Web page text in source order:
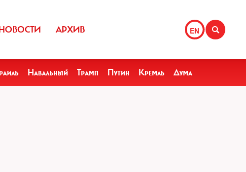
EN
АРХИВ
Навальный Трамп Путин Кремль Дума